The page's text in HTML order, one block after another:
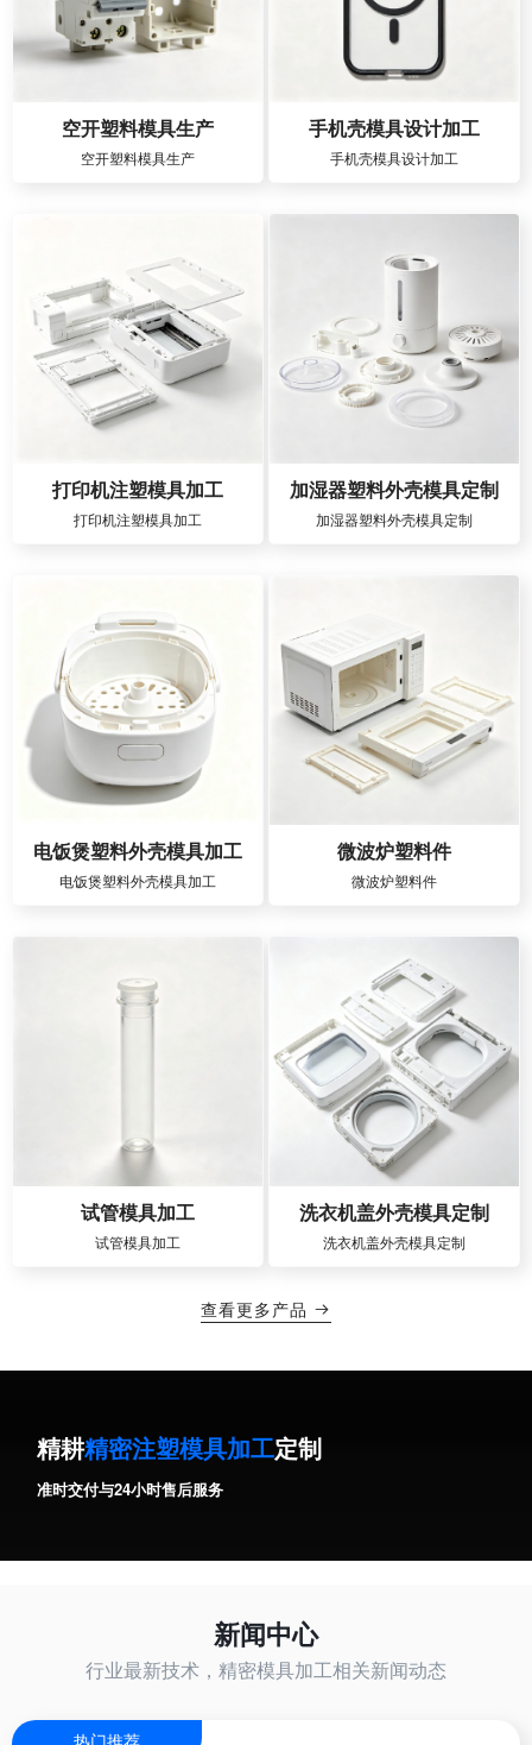
空开塑料模具生产
空开塑料模具生产
手机壳模具设计加工
手机壳模具设计加工
打印机注塑模具加工
打印机注塑模具加工
加湿器塑料外壳模具定制
加湿器塑料外壳模具定制
电饭煲塑料外壳模具加工
电饭煲塑料外壳模具加工
微波炉塑料件
微波炉塑料件
试管模具加工
试管模具加工
洗衣机盖外壳模具定制
洗衣机盖外壳模具定制
查看更多产品 
精耕精密注塑模具加工定制
准时交付与24小时售后服务
新闻中心
行业最新技术，精密模具加工相关新闻动态
热门推荐